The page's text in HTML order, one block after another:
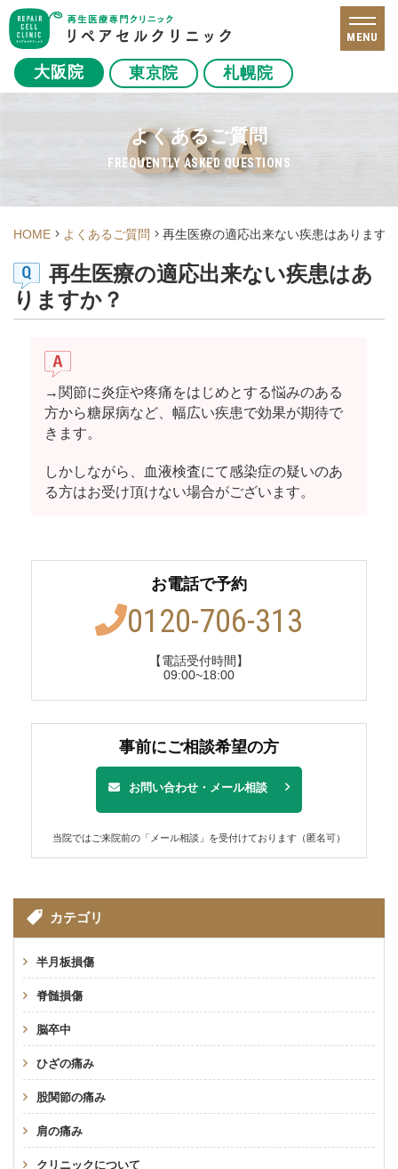
大阪院 東京院 札幌院
MENU
よくあるご質問
FREQUENTLY ASKED QUESTIONS
HOME よくあるご質問 再生医療の適応出来ない疾患はあります
再生医療の適応出来ない疾患はあ
りますか？
→関節に炎症や疼痛をはじめとする悩みのある
方から糖尿病など、幅広い疾患で効果が期待で
きます。
しかしながら、血液検査にて感染症の疑いのあ
る方はお受け頂けない場合がございます。
お電話で予約
0120-706-313
【電話受付時間】
09:00~18:00
事前にご相談希望の方
お問い合わせ・メール相談
当院ではご来院前の「メール相談」を受付けております（匿名可）
カテゴリ
半月板損傷
脊髄損傷
脳卒中
ひざの痛み
股関節の痛み
肩の痛み
クリニックについて